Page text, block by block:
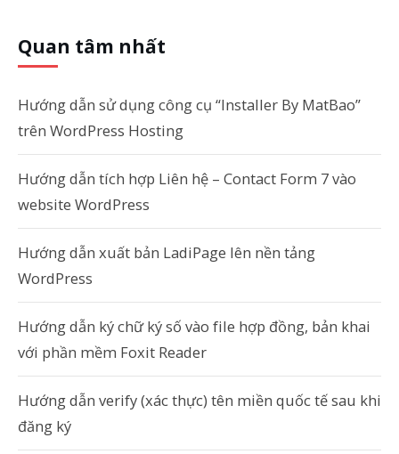
Quan tâm nhất
Hướng dẫn sử dụng công cụ “Installer By MatBao”
trên WordPress Hosting
Hướng dẫn tích hợp Liên hệ – Contact Form 7 vào
website WordPress
Hướng dẫn xuất bản LadiPage lên nền tảng
WordPress
Hướng dẫn ký chữ ký số vào file hợp đồng, bản khai
với phần mềm Foxit Reader
Hướng dẫn verify (xác thực) tên miền quốc tế sau khi
đăng ký